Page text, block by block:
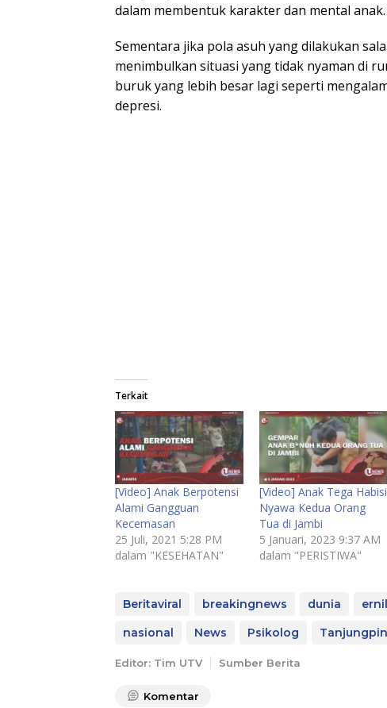
dalam membentuk karakter dan mental anak.
Sementara jika pola asuh yang dilakukan
menimbulkan situasi yang tidak nyaman di
buruk yang lebih besar lagi seperti
depresi.
Terkait
[Video] Anak Berpotensi
Alami Gangguan
Kecemasan
25 Juli, 2021 5:28 PM
dalam "KESEHATAN"
[Video] Anak Tega Habisi
Nyawa Kedua Orang
Tua di Jambi
5 Januari, 2023 9:37 AM
dalam "PERISTIWA"
Beritaviral breakingnews dunia
nasional
News Psikolog
Editor: Tim UTV Sumber Berita
Komentar